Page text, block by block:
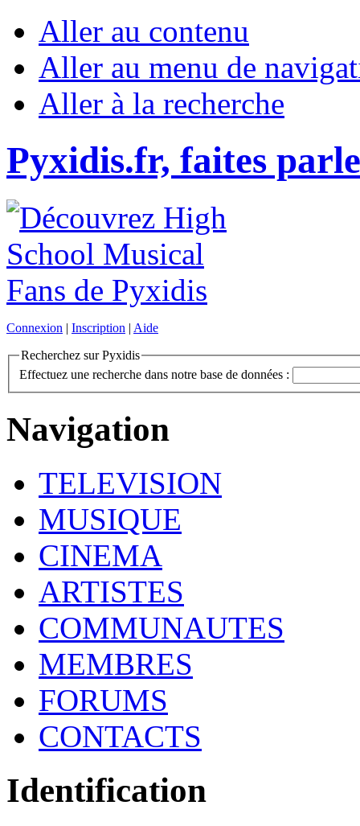
Aller au contenu
Aller au menu de
Aller à la recherche
Pyxidis.fr, faites
Connexion | Inscription | Aide
Recherchez sur Pyxidis
Effectuez une recherche dans notre base de données :
Navigation
TELEVISION
MUSIQUE
CINEMA
ARTISTES
COMMUNAUTES
MEMBRES
FORUMS
CONTACTS
Identification